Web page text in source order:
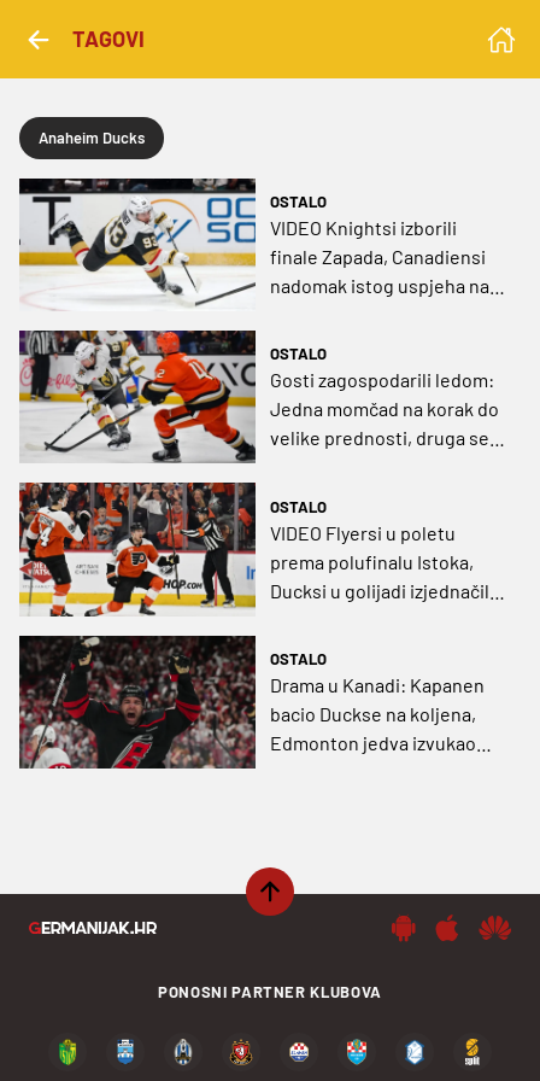
TAGOVI
Anaheim Ducks
OSTALO
VIDEO Knightsi izborili
finale Zapada, Canadiensi
nadomak istog uspjeha na
OSTALO
Gosti zagospodarili ledom:
Jedna momčad na korak do
velike prednosti, druga se
OSTALO
VIDEO Flyersi u poletu
prema polufinalu Istoka,
Ducksi u golijadi izjednačili
OSTALO
Drama u Kanadi: Kapanen
bacio Duckse na koljena,
Edmonton jedva izvukao
PONOSNI PARTNER KLUBOVA